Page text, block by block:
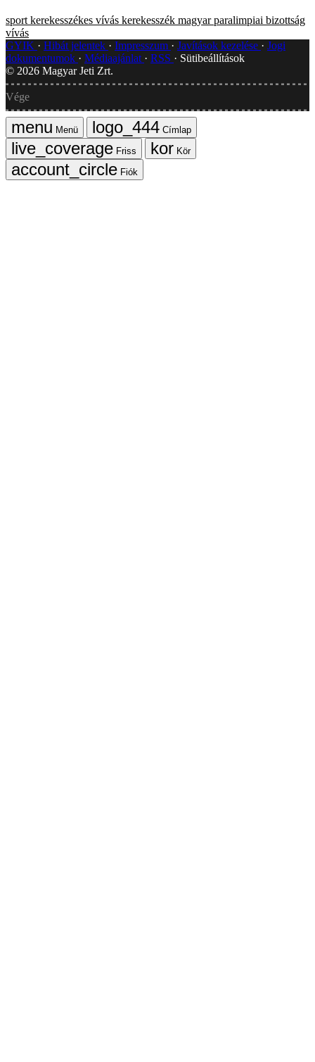
sport kerekesszékes vívás kerekesszék magyar paralimpiai bizottság
vívás
GYIK
Hibát jelentek Impresszum Javítások kezelése
Jogi
dokumentumok
Médiaajánlat RSS
Sütibeállítások
© 2026 Magyar Jeti Zrt.
Vége
Menü
Címlap
Friss
Kör
Fiók